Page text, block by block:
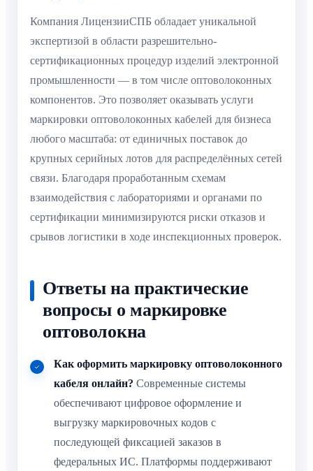
Компания ЛицензииСПБ обладает уникальной
экспертизой в области разрешительно-
сертификационных процедур изделий электронной
промышленности — в том числе оптоволоконных
компонентов. Это позволяет оказывать услуги
маркировки оптоволоконных кабелей для бизнеса
любого масштаба: от единичных поставок до
крупных серийных лотов для распределённых сетей
связи. Благодаря проработанным схемам
взаимодействия с лабораториями и органами по
сертификации минимизируются риски отказов и
срывов логистики в ходе инспекционных проверок.
Ответы на практические
вопросы о маркировке
оптоволокна
Как оформить маркировку оптоволоконного
кабеля онлайн? Современные системы
обеспечивают цифровое оформление и
выгрузку маркировочных кодов с
последующей фиксацией заказов в
федеральных ИС. Платформы поддерживают